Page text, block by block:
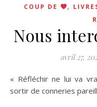
COUP DE ,
Nous
avril 27,
« Réfléchir ne lui va
sortir de conneries